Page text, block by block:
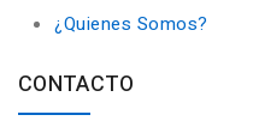
¿Quienes Somos?
CONTACTO